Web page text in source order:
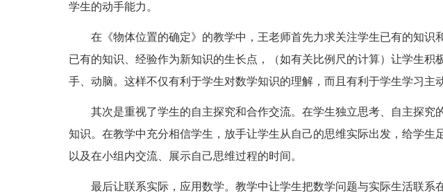
学生的动手能力。
在《物体位置的确定》的教学中，王老师首先力求关注学生已有的知识
已有的知识、经验作为新知识的生长点，（如有关比例尺的计算）让学生积
手、动脑。这样不仅有利于学生对数学知识的理解，而且有利于学生学习主
其次是重视了学生的自主探究和合作交流。在学生独立思考、自主探究
知识。在教学中充分相信学生，放手让学生从自己的思维实际出发，给学生
以及在小组内交流、展示自己思维过程的时间。
最后让联系实际，应用数学。教学中让学生把数学问题与实际生活联系